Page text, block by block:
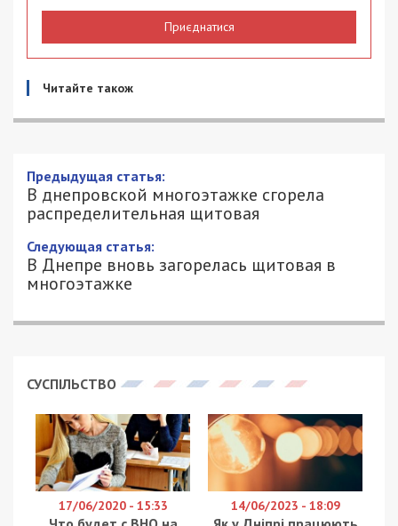
Приєднатися
Читайте також
В днепровской многоэтажке сгорела
распределительная щитовая
18/06/2018 - 16:50
ЮЛИЯ АРХИПОВА - СПЕЦИАЛЬНО ДЛЯ
49000.COM.UA
2554
В ночь с 17 на 18 июня на улице Софьи
девятиэтажного дома, вспыхнул пожар. Э
перегруз, предстоит определить специалистам-
электрикам. Каксообщает пресс-служба ГСЧС,
огонь повредил электрощиты, электрический
провод длиной 20 погонных метров и комнату с
инвентарем общей площадью 6 м. кв.